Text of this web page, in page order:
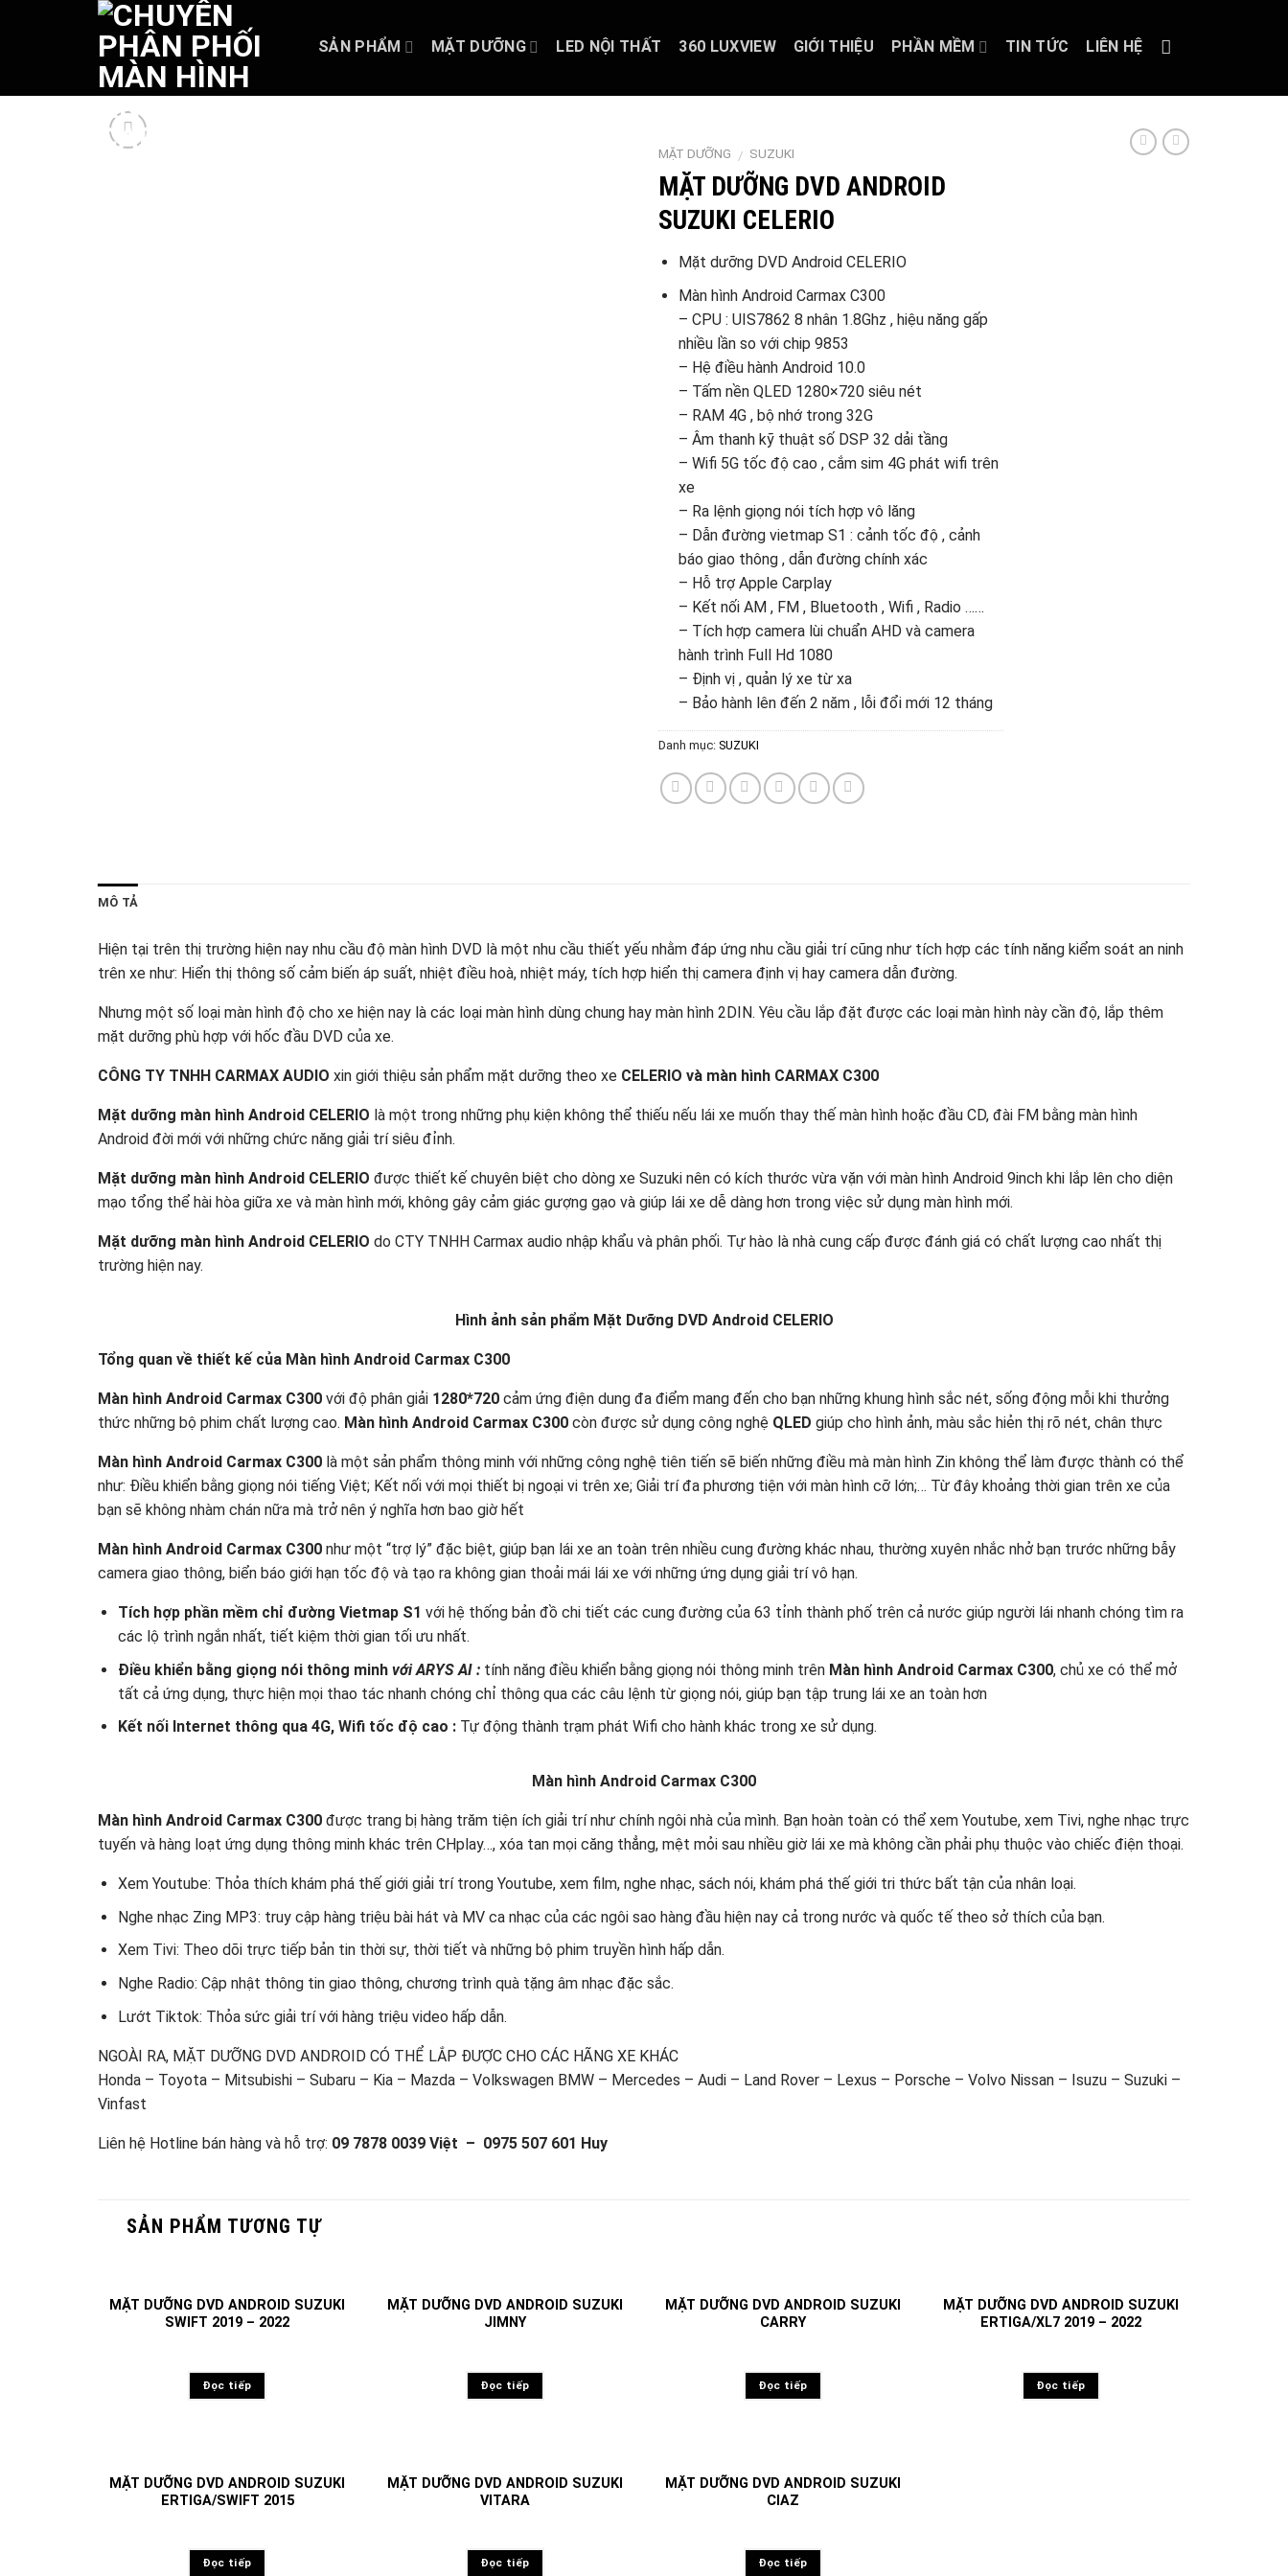
SẢN PHẨM MẶT DƯỠNG LED NỘI THẤT 360 LUXVIEW GIỚI THIỆU PHẦN MỀM TIN TỨC LIÊN HỆ
MẶT DƯỠNG / SUZUKI
MẶT DƯỠNG DVD ANDROID
SUZUKI CELERIO
Mặt dưỡng DVD Android CELERIO
Màn hình Android Carmax C300
– CPU : UIS7862 8 nhân 1.8Ghz , hiệu năng gấp
nhiều lần so với chip 9853
– Hệ điều hành Android 10.0
– Tấm nền QLED 1280×720 siêu nét
– RAM 4G , bộ nhớ trong 32G
– Âm thanh kỹ thuật số DSP 32 dải tầng
– Wifi 5G tốc độ cao , cắm sim 4G phát wifi trên
xe
– Ra lệnh giọng nói tích hợp vô lăng
– Dẫn đường vietmap S1 : cảnh tốc độ , cảnh
báo giao thông , dẫn đường chính xác
– Hỗ trợ Apple Carplay
– Kết nối AM , FM , Bluetooth , Wifi , Radio ……
– Tích hợp camera lùi chuẩn AHD và camera
hành trình Full Hd 1080
– Định vị , quản lý xe từ xa
– Bảo hành lên đến 2 năm , lỗi đổi mới 12 tháng
Danh mục: SUZUKI
MÔ TẢ
Hiện tại trên thị trường hiện nay nhu cầu độ màn hình DVD là một nhu cầu thiết yếu nhằm đáp ứng nhu cầu giải trí cũng như tích hợp các tính năng kiểm soát an ninh
trên xe như: Hiển thị thông số cảm biến áp suất, nhiệt điều hoà, nhiệt máy, tích hợp hiển thị camera định vị hay camera dẫn đường.
Nhưng một số loại màn hình độ cho xe hiện nay là các loại màn hình dùng chung hay màn hình 2DIN. Yêu cầu lắp đặt được các loại màn hình này cần độ, lắp thêm
mặt dưỡng phù hợp với hốc đầu DVD của xe.
CÔNG TY TNHH CARMAX AUDIO xin giới thiệu sản phẩm mặt dưỡng theo xe CELERIO và màn hình CARMAX C300
Mặt dưỡng màn hình Android CELERIO là một trong những phụ kiện không thể thiếu nếu lái xe muốn thay thế màn hình hoặc đầu CD, đài FM bằng màn hình
Android đời mới với những chức năng giải trí siêu đỉnh.
Mặt dưỡng màn hình Android CELERIO được thiết kế chuyên biệt cho dòng xe Suzuki nên có kích thước vừa vặn với màn hình Android 9inch khi lắp lên cho diện
mạo tổng thể hài hòa giữa xe và màn hình mới, không gây cảm giác gượng gạo và giúp lái xe dễ dàng hơn trong việc sử dụng màn hình mới.
Mặt dưỡng màn hình Android CELERIO do CTY TNHH Carmax audio nhập khẩu và phân phối. Tự hào là nhà cung cấp được đánh giá có chất lượng cao nhất thị
trường hiện nay.
Hình ảnh sản phẩm Mặt Dưỡng DVD Android CELERIO
Tổng quan về thiết kế của Màn hình Android Carmax C300
Màn hình Android Carmax C300 với độ phân giải 1280*720 cảm ứng điện dung đa điểm mang đến cho bạn những khung hình sắc nét, sống động mỗi khi thưởng
thức những bộ phim chất lượng cao. Màn hình Android Carmax C300 còn được sử dụng công nghệ QLED giúp cho hình ảnh, màu sắc hiẻn thị rõ nét, chân thực
Màn hình Android Carmax C300 là một sản phẩm thông minh với những công nghệ tiên tiến sẽ biến những điều mà màn hình Zin không thể làm được thành có thể
như: Điều khiển bằng giọng nói tiếng Việt; Kết nối với mọi thiết bị ngoại vi trên xe; Giải trí đa phương tiện với màn hình cỡ lớn;… Từ đây khoảng thời gian trên xe của
bạn sẽ không nhàm chán nữa mà trở nên ý nghĩa hơn bao giờ hết
Màn hình Android Carmax C300 như một “trợ lý” đặc biệt, giúp bạn lái xe an toàn trên nhiều cung đường khác nhau, thường xuyên nhắc nhở bạn trước những bẫy
camera giao thông, biển báo giới hạn tốc độ và tạo ra không gian thoải mái lái xe với những ứng dụng giải trí vô hạn.
Tích hợp phần mềm chỉ đường Vietmap S1 với hệ thống bản đồ chi tiết các cung đường của 63 tỉnh thành phố trên cả nước giúp người lái nhanh chóng tìm ra
các lộ trình ngắn nhất, tiết kiệm thời gian tối ưu nhất.
Điều khiển bằng giọng nói thông minhvới ARYS AI : tính năng điều khiển bằng giọng nói thông minh trên Màn hình Android Carmax C300, chủ xe có thể mở
tất cả ứng dụng, thực hiện mọi thao tác nhanh chóng chỉ thông qua các câu lệnh từ giọng nói, giúp bạn tập trung lái xe an toàn hơn
Kết nối Internet thông qua 4G, Wifi tốc độ cao : Tự động thành trạm phát Wifi cho hành khác trong xe sử dụng.
Màn hình Android Carmax C300
Màn hình Android Carmax C300 được trang bị hàng trăm tiện ích giải trí như chính ngôi nhà của mình. Bạn hoàn toàn có thể xem Youtube, xem Tivi, nghe nhạc trực
tuyến và hàng loạt ứng dụng thông minh khác trên CHplay…, xóa tan mọi căng thẳng, mệt mỏi sau nhiều giờ lái xe mà không cần phải phụ thuộc vào chiếc điện thoại.
Xem Youtube: Thỏa thích khám phá thế giới giải trí trong Youtube, xem film, nghe nhạc, sách nói, khám phá thế giới tri thức bất tận của nhân loại.
Nghe nhạc Zing MP3: truy cập hàng triệu bài hát và MV ca nhạc của các ngôi sao hàng đầu hiện nay cả trong nước và quốc tế theo sở thích của bạn.
Xem Tivi: Theo dõi trực tiếp bản tin thời sự, thời tiết và những bộ phim truyền hình hấp dẫn.
Nghe Radio: Cập nhật thông tin giao thông, chương trình quà tặng âm nhạc đặc sắc.
Lướt Tiktok: Thỏa sức giải trí với hàng triệu video hấp dẫn.
NGOÀI RA, MẶT DƯỠNG DVD ANDROID CÓ THỂ LẮP ĐƯỢC CHO CÁC HÃNG XE KHÁC
Honda – Toyota – Mitsubishi – Subaru – Kia – Mazda – Volkswagen BMW – Mercedes – Audi – Land Rover – Lexus – Porsche – Volvo Nissan – Isuzu – Suzuki –
Vinfast
Liên hệ Hotline bán hàng và hỗ trợ: 09 7878 0039 Việt – 0975 507 601 Huy
SẢN PHẨM TƯƠNG TỰ
MẶT DƯỠNG DVD ANDROID SUZUKI
SWIFT 2019 – 2022
Đọc tiếp
MẶT DƯỠNG DVD ANDROID SUZUKI
JIMNY
Đọc tiếp
MẶT DƯỠNG DVD ANDROID SUZUKI
CARRY
Đọc tiếp
MẶT DƯỠNG DVD ANDROID SUZUKI
ERTIGA/XL7 2019 – 2022
Đọc tiếp
MẶT DƯỠNG DVD ANDROID SUZUKI
ERTIGA/SWIFT 2015
Đọc tiếp
MẶT DƯỠNG DVD ANDROID SUZUKI
VITARA
Đọc tiếp
MẶT DƯỠNG DVD ANDROID SUZUKI
CIAZ
Đọc tiếp